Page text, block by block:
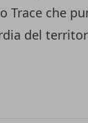
Trace che
del